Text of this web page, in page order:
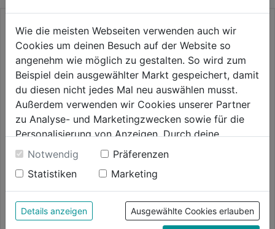
Weste Icon 113161
0.0
von
114,99€
0.0 (0)
Wie die meisten Webseiten verwenden auch wir
Cookies um deinen Besuch auf der Website so
angenehm wie möglich zu gestalten. So wird zum
Beispiel dein ausgewählter Markt gespeichert, damit
du diesen nicht jedes Mal neu auswählen musst.
Außerdem verwenden wir Cookies unserer Partner
zu Analyse- und Marketingzwecken sowie für die
Personalisierung von Anzeigen. Durch deine
Einwilligung werden die Daten von Drittanbieter,
unter anderem auch in den USA, verarbeitet.
Durch Klick auf "Alle Cookies erlauben" stimmst du
der Verwendung aller Cookies zu. Unter "Details
anzeigen" findest du alle Infos zu den
unterschiedlichen Cookies, unter "Cookies
Notwendig
Präferenzen
Statistiken
Marketing
Details anzeigen Ausgewählte Cookies erlauben